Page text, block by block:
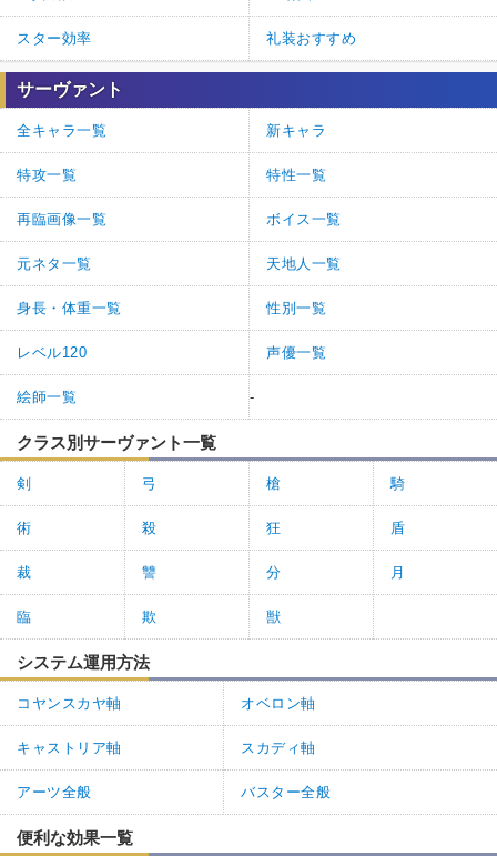
スター効率 礼装おすすめ
サーヴァント
全キャラ一覧 新キャラ
特攻一覧 特性一覧
再臨画像一覧 ボイス一覧
元ネタ一覧 天地人一覧
身長・体重一覧 性別一覧
レベル120 声優一覧
絵師一覧 -
クラス別サーヴァント一覧
剣 弓 槍 騎
術 殺 狂 盾
裁 讐 分 月
臨 欺 獣
システム運用方法
コヤンスカヤ軸 オベロン軸
キャストリア軸 スカディ軸
アーツ全般 バスター全般
便利な効果一覧